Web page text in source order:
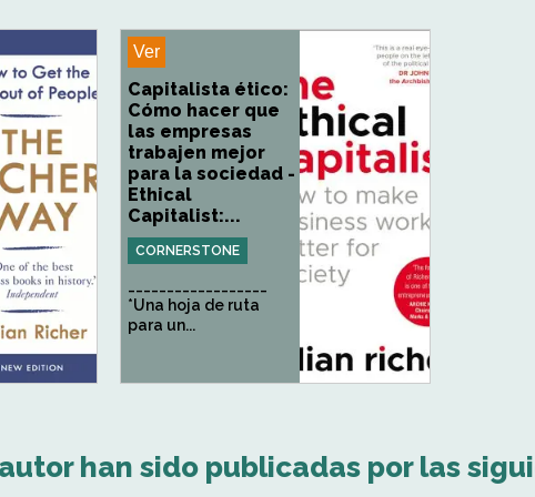
Ver
Capitalista ético:
Cómo hacer que
las empresas
trabajen mejor
para la sociedad -
Ethical
Capitalist:...
CORNERSTONE
*Una hoja de ruta
para un...
han sido publicadas por las